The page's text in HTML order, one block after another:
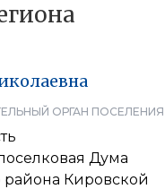
ОРГАН ПОСЕЛЕНИЯ
Дума
Кировской